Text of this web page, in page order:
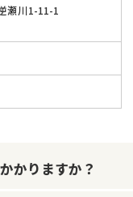
瀬川1-11-1
かりますか？